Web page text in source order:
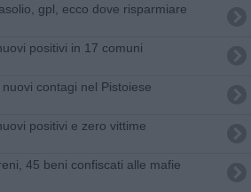
gpl, ecco dove risparmiare
positivi in 17 comuni
contagi nel Pistoiese
positivi e zero vittime
45 beni confiscati alle mafie